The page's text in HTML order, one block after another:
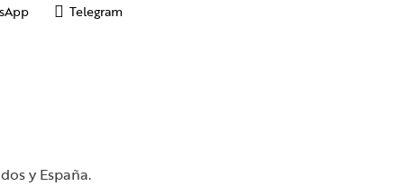
Telegram
y España.